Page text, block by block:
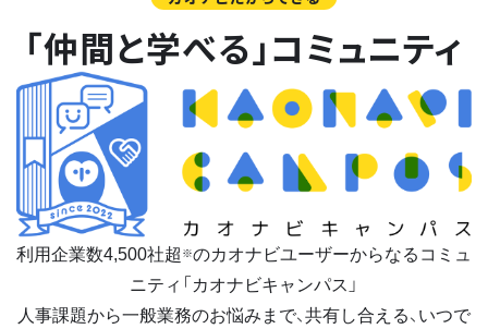
「仲間と学べる」コミュニティ
利用企業数4,500社超 ※のカオナビユーザーからなるコミュ
ニティ「カオナビキャンパス」
人事課題から一般業務のお悩みまで、共有し合える、いつで